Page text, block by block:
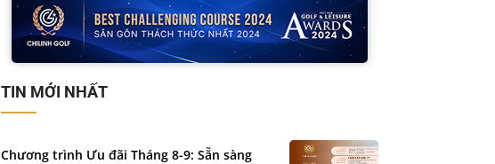
TIN MỚI NHẤT
Chương trình Ưu đãi Tháng 8-9: Sẵn sàng